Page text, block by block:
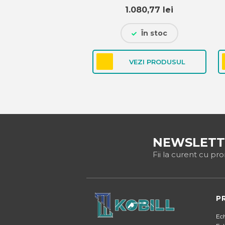
1.080,77 lei
În stoc
VEZI PRODUSUL
Fii la curent cu